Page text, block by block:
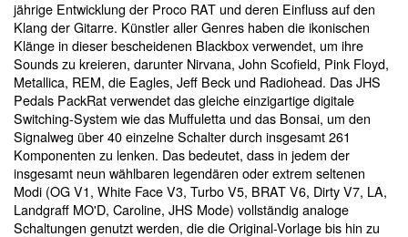
jährige Entwicklung der Proco RAT und deren Einfluss auf den
Klang der Gitarre. Künstler aller Genres haben die ikonischen
Klänge in dieser bescheidenen Blackbox verwendet, um ihre
Sounds zu kreieren, darunter Nirvana, John Scofield, Pink Floyd,
Metallica, REM, die Eagles, Jeff Beck und Radiohead. Das JHS
Pedals PackRat verwendet das gleiche einzigartige digitale
Switching-System wie das Muffuletta und das Bonsai, um den
Signalweg über 40 einzelne Schalter durch insgesamt 261
Komponenten zu lenken. Das bedeutet, dass in jedem der
insgesamt neun wählbaren legendären oder extrem seltenen
Modi (OG V1, White Face V3, Turbo V5, BRAT V6, Dirty V7, LA,
Landgraff MO'D, Caroline, JHS Mode) vollständig analoge
Schaltungen genutzt werden, die die Original-Vorlage bis hin zu